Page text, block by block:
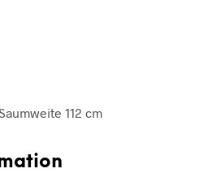
112 cm